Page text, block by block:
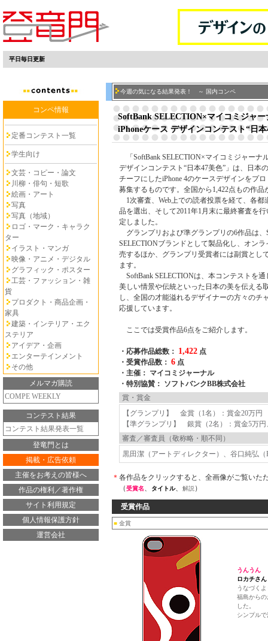
平日毎日更新
今週の気になる結果発表！ ～ 国内コンペ
コンペ情報
定番コンテスト一覧
学生向け
文芸・コピー・論文
川柳・俳句・短歌
絵画・アート
写真
写真（地域）
ロゴ・マーク・キャラク
ター
イラスト・マンガ
映像・アニメ・デジタル
グラフィック・ポスター
工芸・ファッション・雑
貨
プロダクト・商品企画・
家具
建築・インテリア・エク
ステリア
アイデア・企画
エンターテインメント
その他
メルマガ購読
COMPE WEEKLY
コンテスト結果
コンテスト結果発表一覧
登竜門とは
掲載・広告依頼
主催をお考えの皆様へ
作品の権利／著作権
サイト利用規定
個人情報保護方針
運営会社
SoftBank SELECTION×マイコミジャー
iPhoneケース デザインコンテスト“日本
「SoftBank SELECTION×マイコミジャー
デザインコンテスト“日本47美色”」は、日本
チーフにしたiPhone 4のケースデザインをプ
募集するものです。全国から1,422点もの作品
1次審査、Web上での読者投票を経て、各都
品を選出、そして2011年1月末に最終審査を
定しました。
グランプリおよび準グランプリの6作品は、
SELECTIONブランドとして製品化し、オン
売するほか、グランプリ受賞者には副賞とし
ます。
SoftBank SELECTIONは、本コンテストを
美しい情景や伝統といった日本の美を伝える
し、全国の才能溢れるデザイナーの方々のチ
応援しています。
ここでは受賞作品6点をご紹介します。
・応募作品総数： 1,422 点
・受賞作品数： 6 点
・主催： マイコミジャーナル
・特別協賛： ソフトバンクBB株式会社
賞・賞金
【グランプリ】 金賞（1名）：賞金20万円
【準グランプリ】 銀賞（2名）：賞金5万
審査／審査員（敬称略・順不同）
黒田潔（アートディレクター）、谷口純弘
＊ 各作品をクリックすると、全画像がご覧いた
（受賞名、 タイトル、 解説 ）
受賞作品
■ 金賞
うんうん
ロカチさ
うなづく
福島から
した。
シンプル